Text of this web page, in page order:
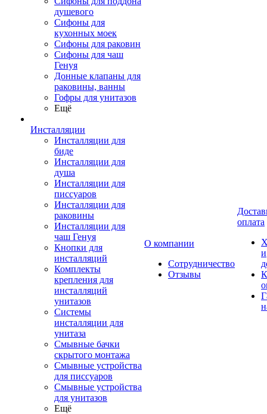
душевого
Сифоны для
кухонных моек
Сифоны для раковин
Сифоны для чаш
Генуя
Донные клапаны для
раковины, ванны
Гофры для унитазов
Ещё
Инсталляции
Инсталляции для
биде
Инсталляции для
душа
Инсталляции для
писсуаров
Инсталляции для
раковины
Инсталляции для
чаш Генуя
Кнопки для
инсталляций
Комплекты
крепления для
инсталляций
унитазов
Системы
инсталляции для
унитаза
Смывные бачки
скрытого монтажа
Смывные устройства
для писсуаров
Смывные устройства
для унитазов
Ещё
О компании
Сотрудничество
Отзывы
оплата
и